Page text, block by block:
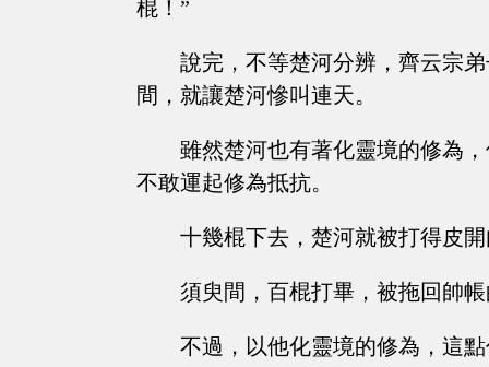
棍！”
說完，不等楚河分辨，齊云宗
間，就讓楚河慘叫連天。
雖然楚河也有著化靈境的修為
不敢運起修為抵抗。
十幾棍下去，楚河就被打得皮
須臾間，百棍打畢，被拖回帥
不過，以他化靈境的修為，這